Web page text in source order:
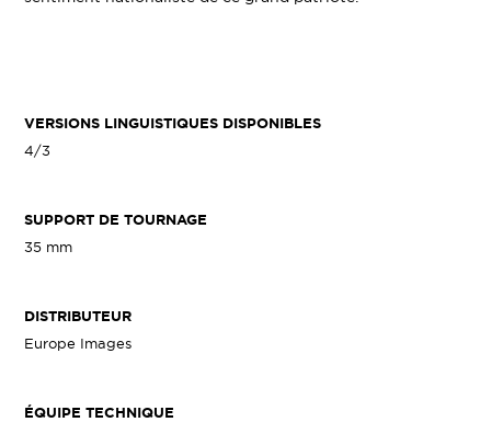
VERSIONS LINGUISTIQUES DISPONIBLES
4/3
SUPPORT DE TOURNAGE
35 mm
DISTRIBUTEUR
Europe Images
ÉQUIPE TECHNIQUE